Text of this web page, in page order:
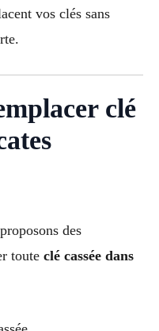
vos clés sans
clé
des
toute clé cassée dans